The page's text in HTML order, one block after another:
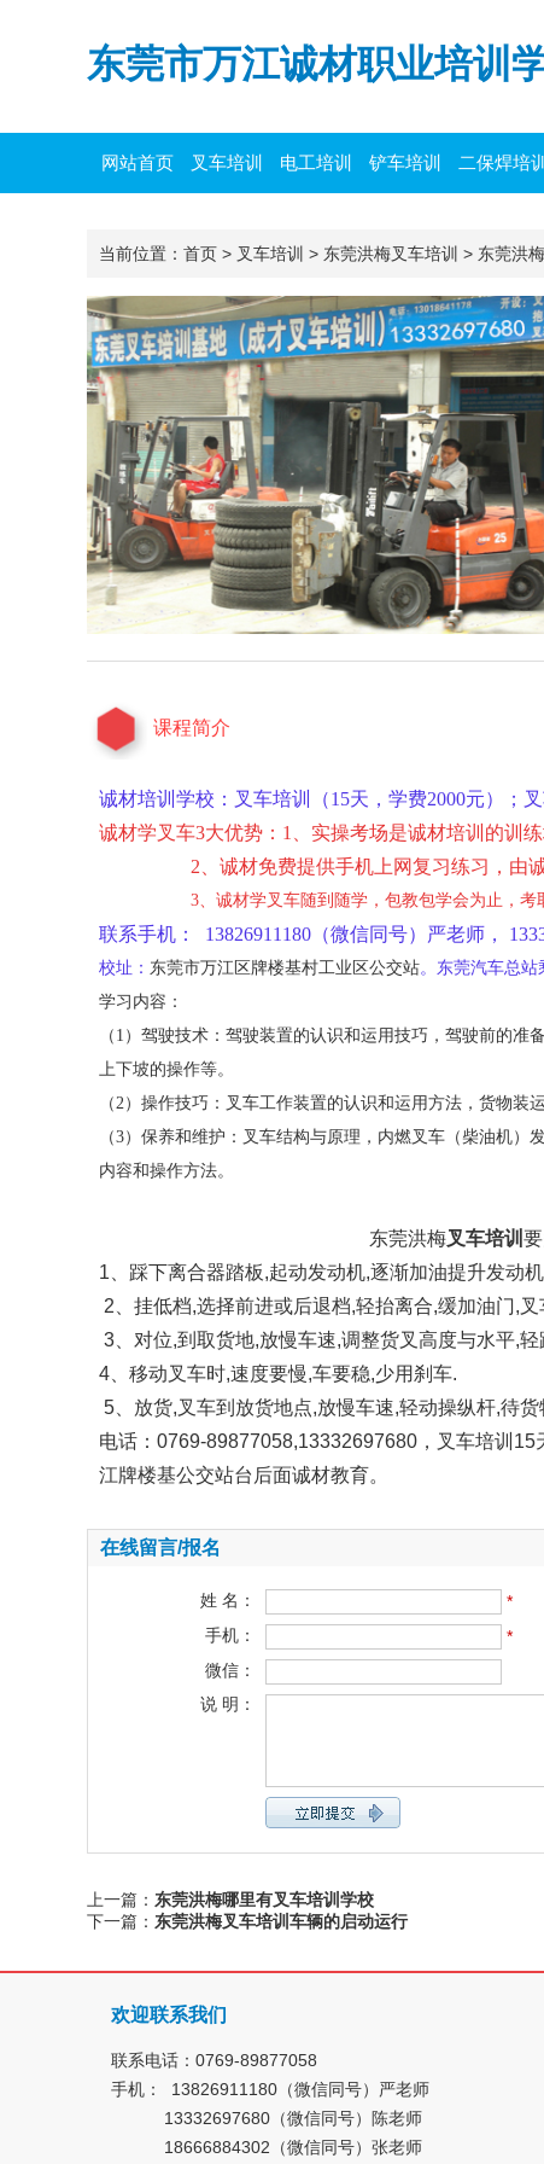
东莞市万江诚材职业培训
网站首页 叉车培训 电工培训 铲车培训 二保焊培训
当前位置： 首页 > 叉车培训 > 东莞洪梅叉车培训 > 东莞洪
课程简介
诚材培训学校：叉车培训（15天，学费2000元）；
诚材学叉车3大优势：1、实操考场是诚材培训的训
2、诚材免费提供手机上网复习练习，由
3、诚材学叉车随到随学，包教包学会为止，考
联系手机： 13826911180（微信同号）严老师，
校址： 东莞市万江区牌楼基村工业区公交站。 东莞汽车总站
学习内容：
（1）驾驶技术：驾驶装置的认识和运用技巧，驾驶前的
上下坡的操作等。
（2）操作技巧：叉车工作装置的认识和运用方法，货物装
（3）保养和维护：叉车结构与原理，内燃叉车（柴油机
内容和操作方法。
东莞洪梅叉车培训
1、踩下离合器踏板,起动发动机,逐渐加油提升发动
2、挂低档,选择前进或后退档,轻抬离合,缓加油门,叉
3、对位,到取货地,放慢车速,调整货叉高度与水平,
4、移动叉车时,速度要慢,车要稳,少用刹车.
5、放货,叉车到放货地点,放慢车速,轻动操纵杆,待
电话：0769-89877058,13332697680，叉车培训
江牌楼基公交站台后面诚材教育。
在线留言/报名
姓 名：
*
手机：
*
微信：
说 明：
上一篇： 东莞洪梅哪里有叉车培训学校
下一篇： 东莞洪梅叉车培训车辆的启动运行
欢迎联系我们
联系电话：0769-89877058
手机： 13826911180（微信同号）严老师
13332697680（微信同号）陈老师
18666884302（微信同号）张老师